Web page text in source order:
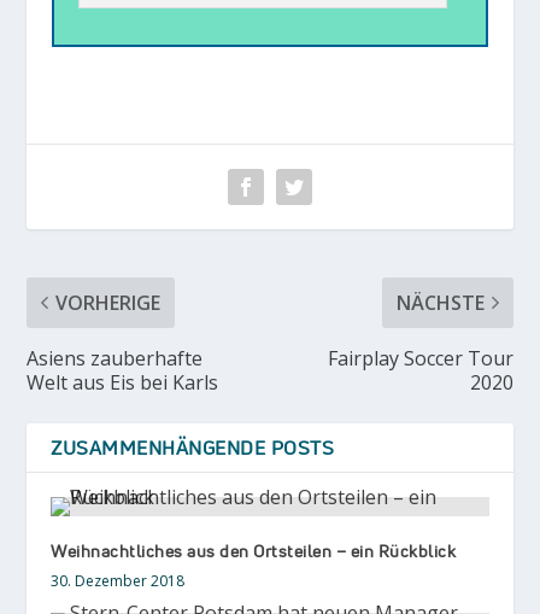
VORHERIGE
Asiens zauberhafte
Welt aus Eis bei Karls
NÄCHSTE
Fairplay Soccer Tour
2020
ZUSAMMENHÄNGENDE POSTS
Weihnachtliches aus den Ortsteilen – ein Rückblick
30. Dezember 2018